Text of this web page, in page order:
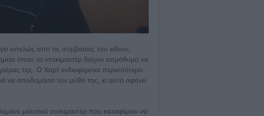
εντελώς από τις συμβάσεις του είδους.
όπου το ντοκιμαντέρ δείχνει απρόθυμο να
της. Ο Χαρτ ενδιαφέρεται περισσότερο
να αποδομήσει τον μύθο της, κι αυτό αφήνει
μουσικό ντοκιμαντέρ που καταφέρνει να